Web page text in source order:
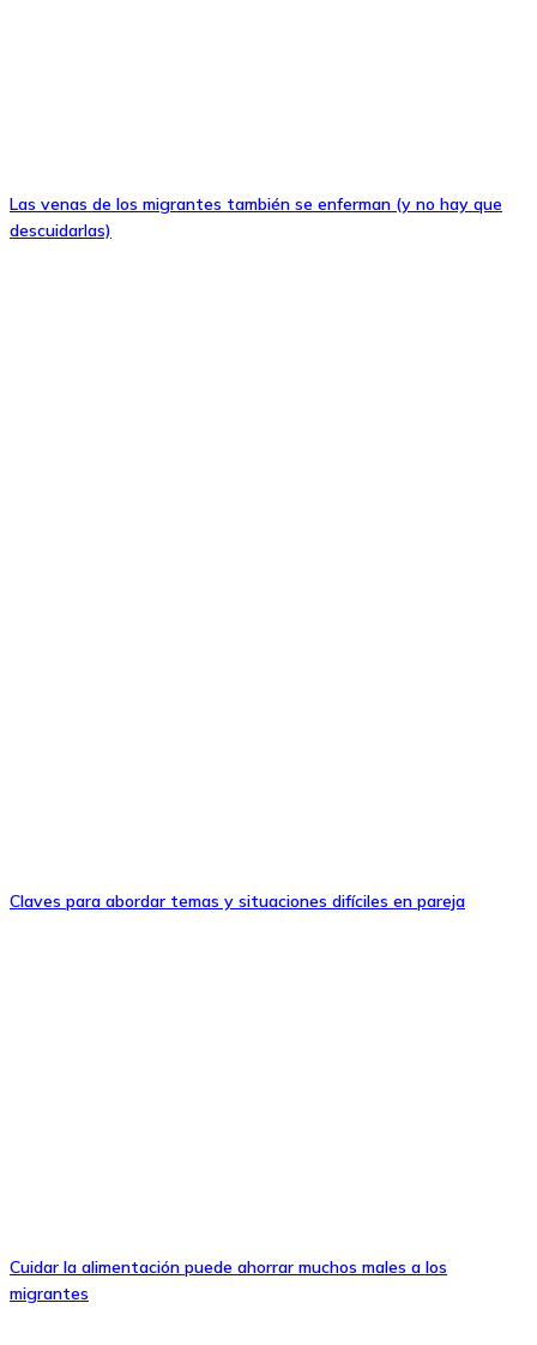
Las venas de los migrantes también se enferman (y no hay que
descuidarlas)
Claves para abordar temas y situaciones difíciles en pareja
Cuidar la alimentación puede ahorrar muchos males a los
migrantes